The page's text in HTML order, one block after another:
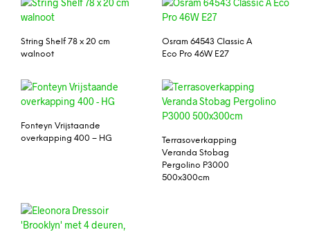
String Shelf 78 x 20 cm
walnoot
Osram 64543 Classic A
Eco Pro 46W E27
Fonteyn Vrijstaande
overkapping 400 – HG
Terrasoverkapping
Veranda Stobag
Pergolino P3000
500x300cm